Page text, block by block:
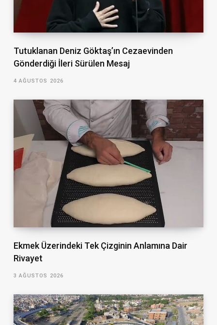
Tutuklanan Deniz Göktaş’ın Cezaevinden
Gönderdiği İleri Sürülen Mesaj
4 AĞUSTOS 2026
Ekmek Üzerindeki Tek Çizginin Anlamına Dair
Rivayet
3 AĞUSTOS 2026